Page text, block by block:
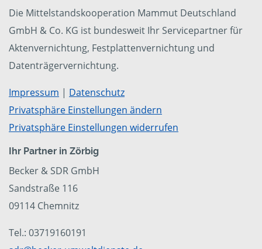
Die Mittelstandskooperation Mammut Deutschland
GmbH & Co. KG ist bundesweit Ihr Servicepartner für
Aktenvernichtung, Festplattenvernichtung und
Datenträgervernichtung.
Impressum | Datenschutz
Privatsphäre Einstellungen ändern
Privatsphäre Einstellungen widerrufen
Ihr Partner in Zörbig
Becker & SDR GmbH
Sandstraße 116
09114 Chemnitz
Tel.: 03719160191